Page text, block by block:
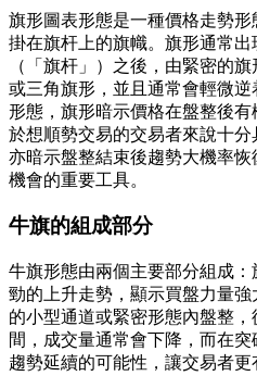
旗形圖表形態是一種價格走勢
掛在旗杆上的旗幟。旗形通常
（「旗杆」）之後，由緊密的
或三角旗形，並且通常會輕微
形態，旗形暗示價格在盤整後
於想順勢交易的交易者來說十
亦暗示盤整結束後趨勢大機率
機會的重要工具。
牛旗的組成部分
牛旗形態由兩個主要部分組成
勁的上升走勢，顯示買盤力量
的小型通道或緊密形態內盤整
間，成交量通常會下降，而在
趨勢延續的可能性，讓交易者更